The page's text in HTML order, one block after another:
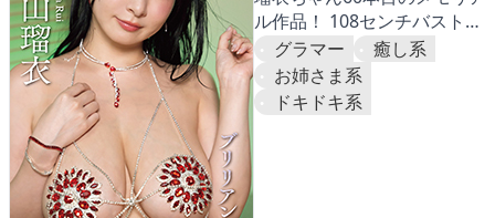
ル作品！ 108センチバストも
盛大にセレブレーション!!
グラマー
癒し系
お姉さま系
ドキドキ系